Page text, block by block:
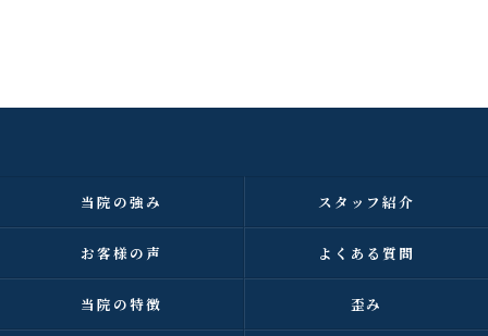
当院の強み スタッフ紹介
お客様の声 よくある質問
当院の特徴 歪み